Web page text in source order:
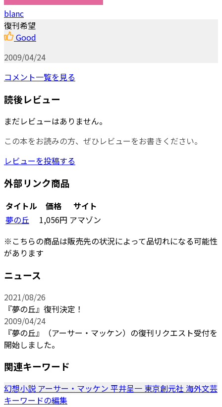
blanc
復刊希望
Good
2009/04/24
コメント一覧を見る
読後レビュー
まだレビューはありません。
この本をお読みの方、ぜひレビューをお書きください。
レビューを投稿する
外部リンク商品
タイトル 価格
サイト
夢の丘
1,056円 アマゾン
※こちらの商品は販売先の状況によって品切れになる可能性
があります
ニュース
2021/08/26
『夢の丘』復刊決定！
2009/04/24
『夢の丘』（アーサー・マッケン）の復刊リクエスト受付を
開始しました。
関連キーワード
幻想小説 アーサー・マッケン 平井呈一 東京創元社 海外文芸
キーワードの編集